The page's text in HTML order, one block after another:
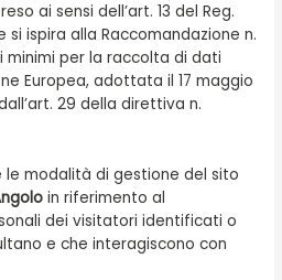
ai sensi dell’art. 13 del Reg.
si ispira alla Raccomandazione n.
minimi per la raccolta di dati
Europea, adottata il 17 maggio
29 della direttiva n.
le modalità di gestione del sito
in riferimento al
dei visitatori identificati o
e che interagiscono con